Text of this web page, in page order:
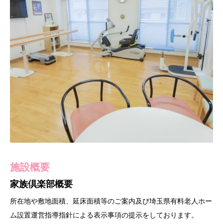
施設概要
家族倶楽部概要
所在地や敷地面積、延床面積等のご案内及び埼玉県有料老人ホー
ム設置運営指導指針による表示事項の提示をしております。
生活・共用空間
テーマは「生涯青春」
ライバシーを確保しながら大きな安心の中で暮らす新しい人生の
ステージ。
安心のスタッフ体制
常駐のスタッフが健康をサポート
家族倶楽部では、入居された方がいつまでも元気でいられる支援
システムを作り上げており、万一の場合に備えて、医療面のサポ
空室情報
入居者募集中
当施設は、総居室数が68室で構成されており、その内訳は1人部
屋が62室、2人部屋が6室です。お部屋の空室状況や詳細、利用